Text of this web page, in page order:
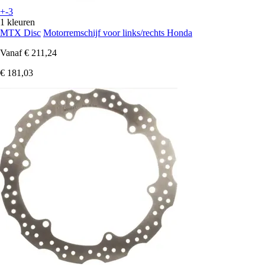
+-3
1 kleuren
MTX Disc Motorremschijf voor links/rechts Honda
Vanaf € 211,24
€ 181,03